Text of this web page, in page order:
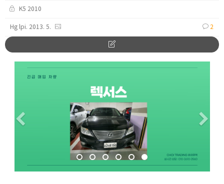
K5 2010
Hg lpi. 2013. 5. 2
Previous